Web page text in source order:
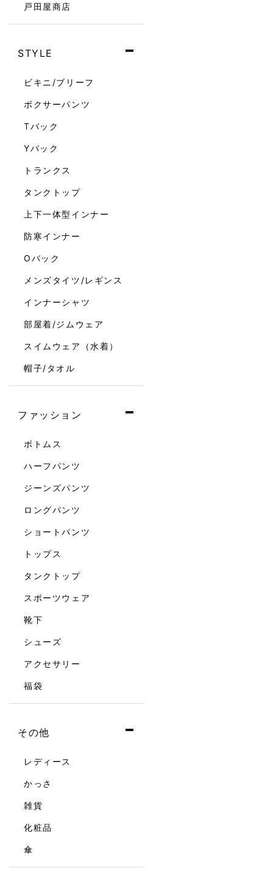
戸田屋商店
STYLE
ビキニ/ブリーフ
ボクサーパンツ
Tバック
Yバック
トランクス
タンクトップ
上下一体型インナー
防寒インナー
Oバック
メンズタイツ/レギンス
インナーシャツ
部屋着/ジムウェア
スイムウェア（水着）
帽子/タオル
ファッション
ボトムス
ハーフパンツ
ジーンズパンツ
ロングパンツ
ショートパンツ
トップス
タンクトップ
スポーツウェア
靴下
シューズ
アクセサリー
福袋
その他
レディース
かっさ
雑貨
化粧品
傘